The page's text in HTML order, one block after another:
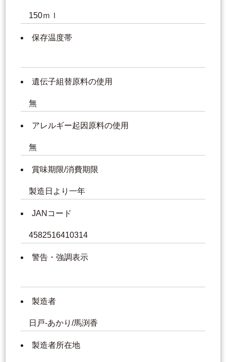
150ｍｌ
保存温度帯
遺伝子組替原料の使用
無
アレルギー起因原料の使用
無
賞味期限/消費期限
製造日より一年
JANコード
4582516410314
警告・強調表示
製造者
日戸-あかり/馬渕香
製造者所在地